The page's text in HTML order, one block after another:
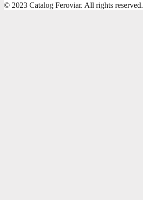
© 2023 Catalog Feroviar. All rights reserved.